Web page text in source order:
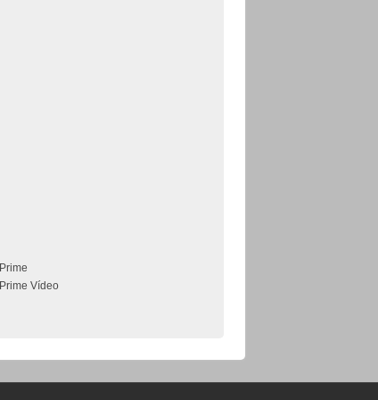
Vídeo